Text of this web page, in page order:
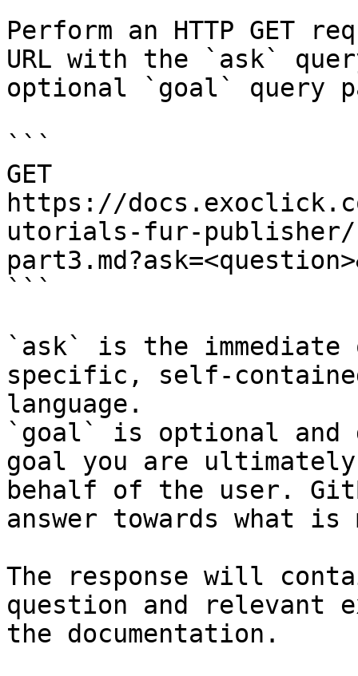
Perform an HTTP GET
URL with the `ask`
optional `goal` query
```
GET
https://
utorials-fur-publisher/
```
`ask` is the
specific, self-
language.
`goal` is optional and
goal you are
behalf of the user.
answer towards what
The response will
question and relevant
the documentation.